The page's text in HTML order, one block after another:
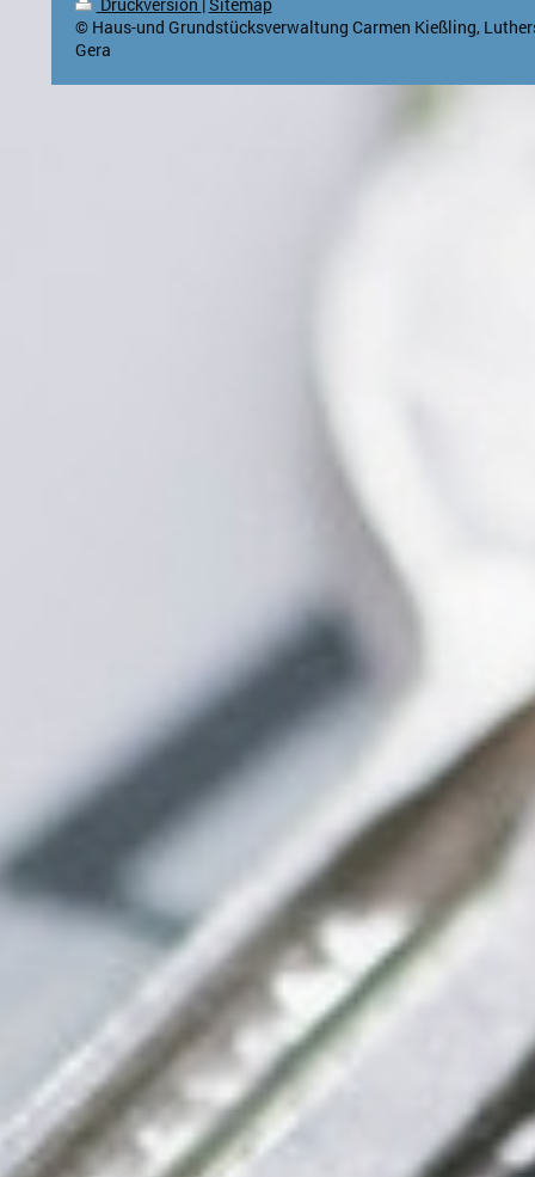
© Haus-und Grundstücksverwaltung Carmen Kießling,
Gera